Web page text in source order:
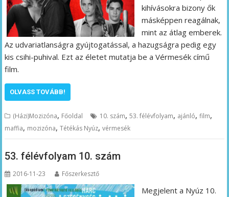
kihívásokra bizony ők
másképpen reagálnak,
mint az átlag emberek.
Az udvariatlanságra gyújtogatással, a hazugságra pedig egy
kis csihi-puhival. Ezt az életet mutatja be a Vérmesék című
film.
OLVASS TOVÁBB!
(Házi)Mozizóna, Főoldal 10. szám,53. félévfolyam, ajánló,film,
maffia, mozizóna,Tétékás Nyúz,vérmesék
53. félévfolyam 10. szám
2016-11-23 Főszerkesztő
Megjelent a Nyúz 10.